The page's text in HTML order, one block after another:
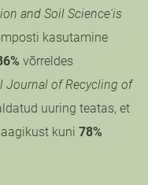
and Soil Science'is
kasutamine
võrreldes
Journal of Recycling of
uuring teatas, et
kuni 78%